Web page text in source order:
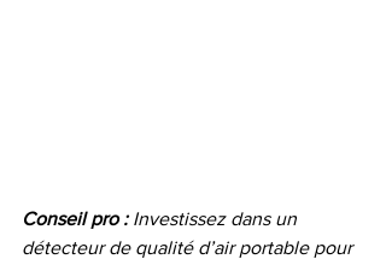
Conseil pro : Investissez dans un
détecteur de qualité d’air portable pour